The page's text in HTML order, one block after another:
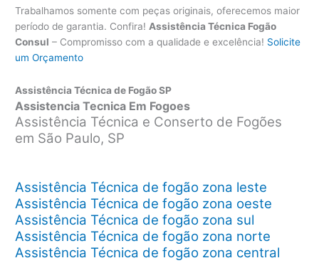
Trabalhamos somente com peças originais, oferecemos maior
período de garantia. Confira! Assistência Técnica Fogão
Consul – Compromisso com a qualidade e excelência! Solicite
um Orçamento
Assistência Técnica de Fogão SP
Assistencia Tecnica Em Fogoes
Assistência Técnica e Conserto de Fogões
em São Paulo, SP
Assistência Técnica de fogão zona leste
Assistência Técnica de fogão zona oeste
Assistência Técnica de fogão zona sul
Assistência Técnica de fogão zona norte
Assistência Técnica de fogão zona central